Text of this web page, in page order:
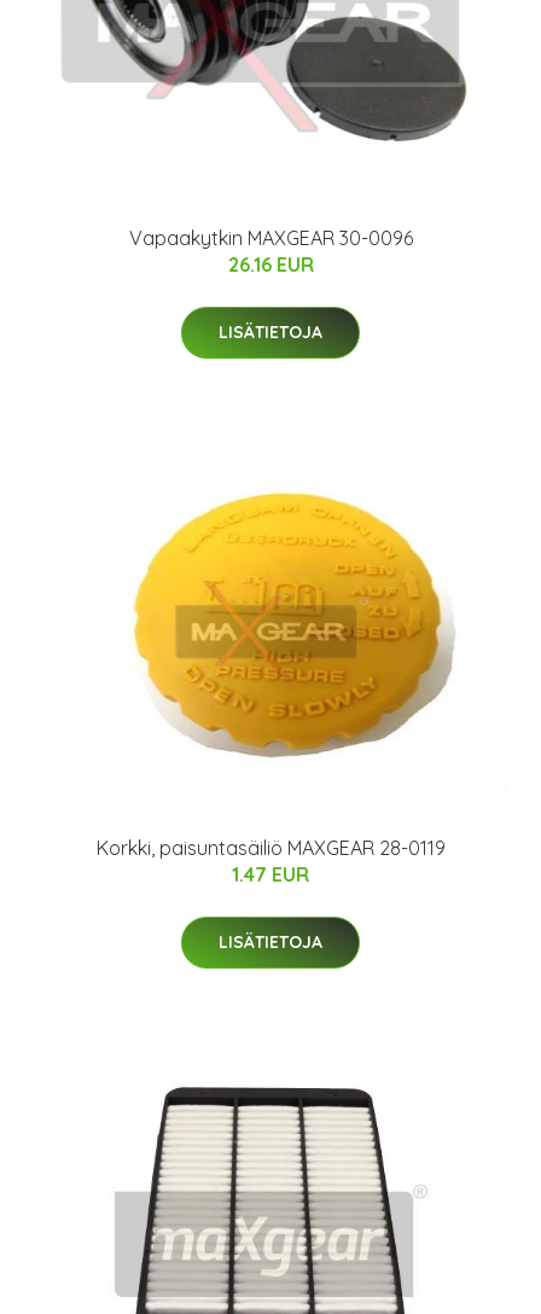
Vapaakytkin MAXGEAR 30-0096
26.16 EUR
LISÄTIETOJA
Korkki, paisuntasäiliö MAXGEAR 28-0119
1.47 EUR
LISÄTIETOJA